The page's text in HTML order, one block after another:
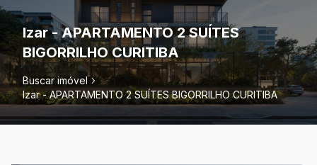
Izar - APARTAMENTO 2 SUÍTES
BIGORRILHO CURITIBA
Buscar imóvel
Izar - APARTAMENTO 2 SUÍTES BIGORRILHO CURITIBA